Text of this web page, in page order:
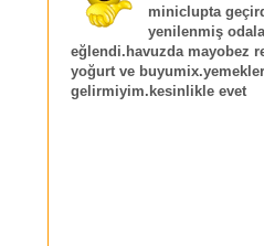
miniclupta
yenilenmiş
eğlendi.havuzda mayobez
yoğurt ve
gelirmiyim.kesinlikle evet